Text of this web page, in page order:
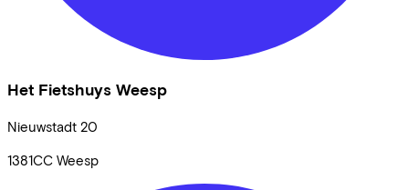
Het Fietshuys Weesp
Nieuwstadt 20
1381CC Weesp